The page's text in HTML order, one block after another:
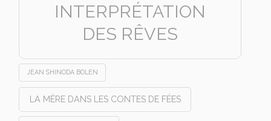
INTERPRÉTATION
DES RÊVES
JEAN SHINODA BOLEN
LA MÈRE DANS LES CONTES DE FÉES